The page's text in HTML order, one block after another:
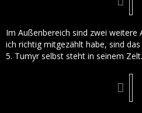
Im Außenbereich sind zwei
ich richtig mitgezählt habe, sind
5. Tumyr selbst steht in seinem Zelt.